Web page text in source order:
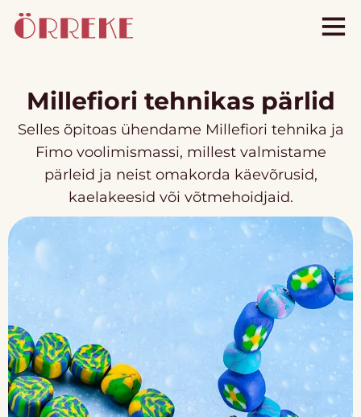
Millefiori tehnikas pärlid
Selles õpitoas ühendame Millefiori tehnika ja
Fimo voolimismassi, millest valmistame
pärleid ja neist omakorda käevõrusid,
kaelakeesid või võtmehoidjaid.